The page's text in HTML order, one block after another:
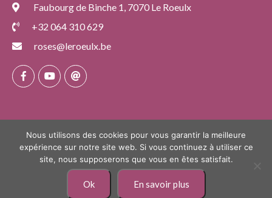
Faubourg de Binche 1, 7070 Le Roeulx
+32 064 310 629
roses@leroeulx.be
Copyright © 2026 - Ville du Roeulx
Mentions légales et politique de confidentialité
Nous utilisons des cookies pour vous garantir la meilleure
expérience sur notre site web. Si vous continuez à utiliser ce
site, nous supposerons que vous en êtes satisfait.
Ok En savoir plus